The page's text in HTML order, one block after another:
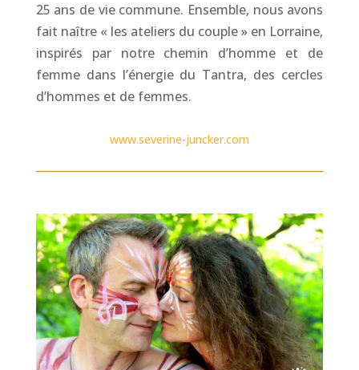
25 ans de vie commune. Ensemble, nous avons
fait naître « les ateliers du couple » en Lorraine,
inspirés par notre chemin d’homme et de
femme dans l’énergie du Tantra, des cercles
d’hommes et de femmes.
www.severine-juncker.com